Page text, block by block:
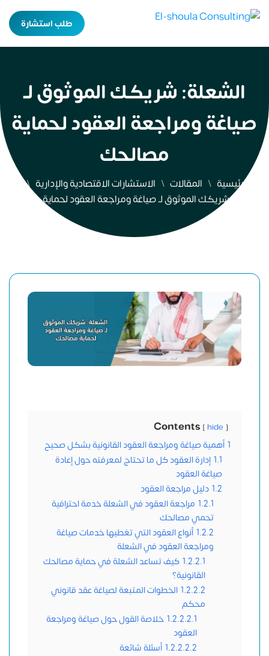
طلب استشارة
الشعلة: شريكك الموثوق لـ
صياغة ومراجعة العقود لحماية
مصالحك
الرئيسية المقالات
الاستشارات الاقتصادية والإدارية
الشعلة: شريكك الموثوق لـ صياغة ومراجعة العقود لحماية مصالحك
Contents hide
1 أهمية صياغة ومراجعة العقود القانونية بشكل صحيح
1.1 إدارة العقود كل ما تحتاج لمعرفته حول إعادة
صياغة العقود
1.2 دليل مراجعة العقود
1.2.1 مراجعة العقود في الشعلة خدمة احترافية
تحمي مصالحك
1.2.2 أنواع العقود التي تغطيها خدمات صياغة
ومراجعة العقود في الشعلة
1.2.2.1 كيف تساعد الشعلة في حماية مصالحك
القانونية؟
1.2.2.2 الخطوات المتبعة لصياغة عقد قانوني
محكم
1.2.2.2.1 خلاصة القول حول صياغة ومراجعة
العقود
1.2.2.2.2 أسئلة شائعة